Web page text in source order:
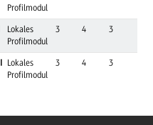
Profilmodul
Lokales
Profilmodul
3 4 3
Lokales
Profilmodul
3 4 3